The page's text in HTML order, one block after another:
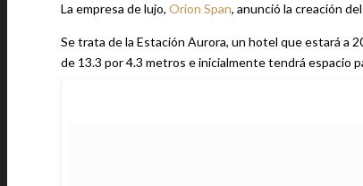
La empresa de lujo, Orion Span, anunció la creación
Se trata de la Estación Aurora, un hotel que estará a
de 13.3 por 4.3 metros e inicialmente tendrá espacio